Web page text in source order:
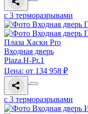
с 3 терморазрывами
Плаза Хаски Pro
Входная дверь
Plaza.H-Pr.1
Цена: от 134 958 ₽
с 3 терморазрывами